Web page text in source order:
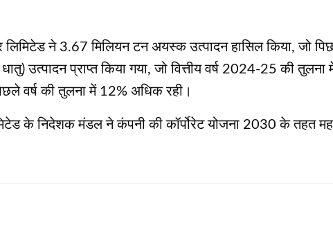
लिमिटेड ने 3.67 मिलियन टन अयस्क उत्पादन हासिल किया, जो
उत्पादन प्राप्त किया गया, जो वित्तीय वर्ष 2024-25 की
वर्ष की तुलना में 12% अधिक रही।
के निदेशक मंडल ने कंपनी की कॉर्पोरेट योजना 2030 के तहत